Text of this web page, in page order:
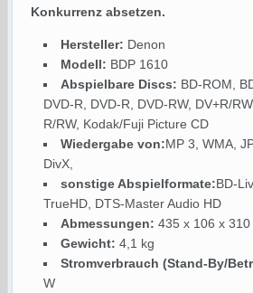
Konkurrenz absetzen.
Hersteller: Denon
Modell: BDP 1610
Abspielbare Discs: BD-ROM,
DVD-R, DVD-R, DVD-RW, DV+R/
R/RW, Kodak/Fuji Picture CD
Wiedergabe von:MP 3, WMA,
DivX,
sonstige Abspielformate:BD-
TrueHD, DTS-Master Audio HD
Abmessungen: 435 x 106 x 310
Gewicht: 4,1 kg
Stromverbrauch (Stand-By/
W